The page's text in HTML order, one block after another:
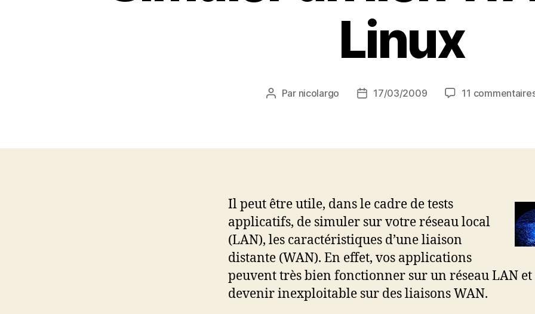
Linux
Auteur
Par nicolargo
Date17/03/2009 11
Il peut être utile, dans le cadre de tests
applicatifs, de simuler sur votre réseau local
(LAN), les caractéristiques d’une liaison
distante (WAN). En effet, vos applications
peuvent très bien fonctionner sur un réseau LAN et
devenir inexploitable sur des liaisons WAN.